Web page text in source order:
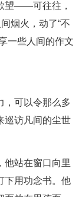
望——可往往，
烟火，动了“不
一些人间的作文
，可以令那么多
巡访凡间的尘世
他站在窗口向里
下用功念书。他